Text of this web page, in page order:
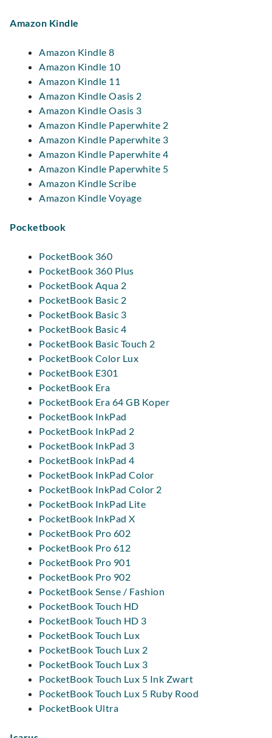
Amazon Kindle
Amazon Kindle 8
Amazon Kindle 10
Amazon Kindle 11
Amazon Kindle Oasis 2
Amazon Kindle Oasis 3
Amazon Kindle Paperwhite 2
Amazon Kindle Paperwhite 3
Amazon Kindle Paperwhite 4
Amazon Kindle Paperwhite 5
Amazon Kindle Scribe
Amazon Kindle Voyage
Pocketbook
PocketBook 360
PocketBook 360 Plus
PocketBook Aqua 2
PocketBook Basic 2
PocketBook Basic 3
PocketBook Basic 4
PocketBook Basic Touch 2
PocketBook Color Lux
PocketBook E301
PocketBook Era
PocketBook Era 64 GB Koper
PocketBook InkPad
PocketBook InkPad 2
PocketBook InkPad 3
PocketBook InkPad 4
PocketBook InkPad Color
PocketBook InkPad Color 2
PocketBook InkPad Lite
PocketBook InkPad X
PocketBook Pro 602
PocketBook Pro 612
PocketBook Pro 901
PocketBook Pro 902
PocketBook Sense / Fashion
PocketBook Touch HD
PocketBook Touch HD 3
PocketBook Touch Lux
PocketBook Touch Lux 2
PocketBook Touch Lux 3
PocketBook Touch Lux 5 Ink Zwart
PocketBook Touch Lux 5 Ruby Rood
PocketBook Ultra